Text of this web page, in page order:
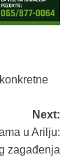
Next:
u Arilju:
zagađenja